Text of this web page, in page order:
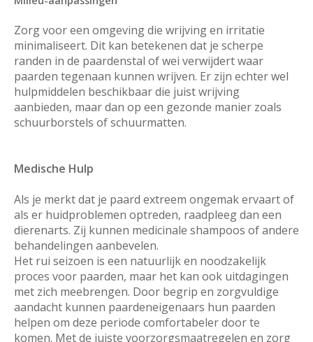
Zorg voor een omgeving die wrijving en irritatie
minimaliseert. Dit kan betekenen dat je scherpe
randen in de paardenstal of wei verwijdert waar
paarden tegenaan kunnen wrijven. Er zijn echter wel
hulpmiddelen beschikbaar die juist wrijving
aanbieden, maar dan op een gezonde manier zoals
schuurborstels of schuurmatten.
Medische Hulp
Als je merkt dat je paard extreem ongemak ervaart of
als er huidproblemen optreden, raadpleeg dan een
dierenarts. Zij kunnen medicinale shampoos of andere
behandelingen aanbevelen.
Het rui seizoen is een natuurlijk en noodzakelijk
proces voor paarden, maar het kan ook uitdagingen
met zich meebrengen. Door begrip en zorgvuldige
aandacht kunnen paardeneigenaars hun paarden
helpen om deze periode comfortabeler door te
komen. Met de juiste voorzorgsmaatregelen en zorg